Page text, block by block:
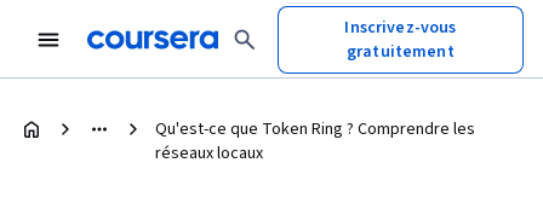
Inscrivez-vous
gratuitement
Qu'est-ce que Token Ring ? Comprendre les
réseaux locaux